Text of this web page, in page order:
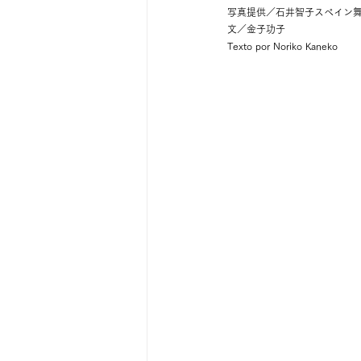
写真提供／石井智子スペイン
文／金子功子
Texto por Noriko Kaneko